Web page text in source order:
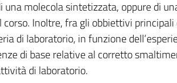
molecola sintetizzata, oppure di
Inoltre, fra gli obbiettivi
di laboratorio, in funzione
di base relative al corretto
di laboratorio.